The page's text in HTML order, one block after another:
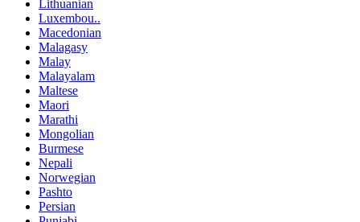
Lithuanian
Luxembou..
Macedonian
Malagasy
Malay
Malayalam
Maltese
Maori
Marathi
Mongolian
Burmese
Nepali
Norwegian
Pashto
Persian